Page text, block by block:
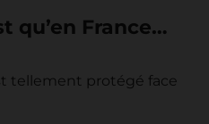
qu’en France…
tellement protégé face